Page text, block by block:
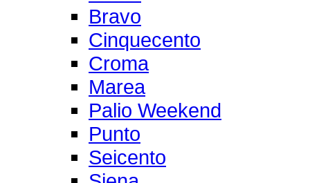
Bravo
Cinquecento
Croma
Marea
Palio Weekend
Punto
Seicento